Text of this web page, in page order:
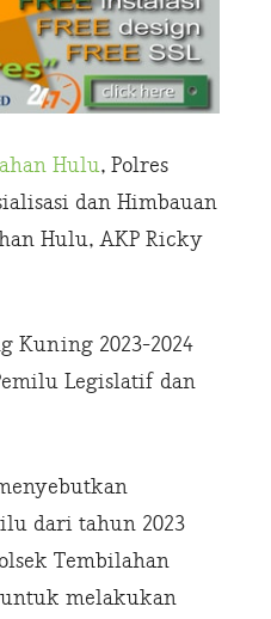
Hulu, Polres
dan Himbauan
Hulu, AKP Ricky
Kuning 2023-2024
Legislatif dan
dari tahun 2023
Tembilahan
melakukan